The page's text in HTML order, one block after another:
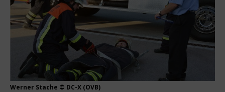
Werner Stache © DC-X (OVB)